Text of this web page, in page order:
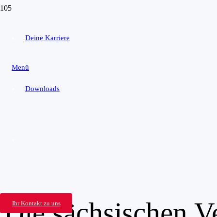
Deine Karriere
Downloads
Ihr Kontakt zu uns
Menü